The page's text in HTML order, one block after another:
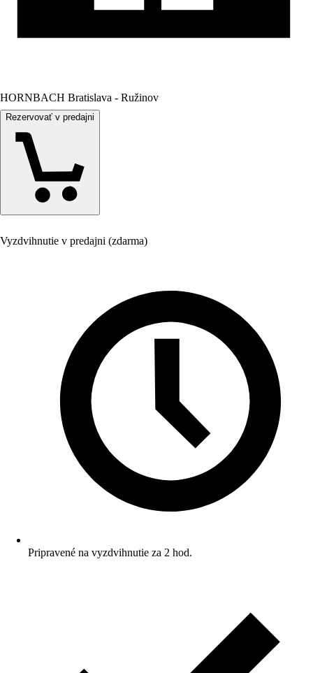
HORNBACH Bratislava - Ružinov
Rezervovať v predajni
Vyzdvihnutie v predajni (zdarma)
Pripravené na vyzdvihnutie za 2 hod.